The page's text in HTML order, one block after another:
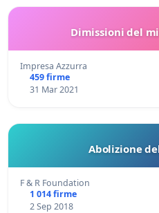
Dimissioni del
Impresa Azzurra
459 firme
31 Mar 2021
F & R Foundation
1 014 firme
2 Sep 2018